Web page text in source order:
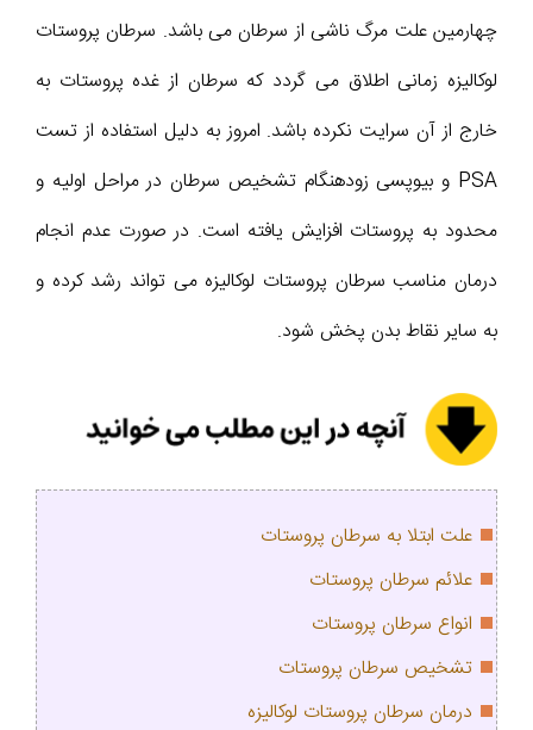
چهارمین علت مرگ ناشی از سرطان می باشد. سرطان پروستات
لوکالیزه زمانی اطلاق می گردد که سرطان از غده پروستات به
خارج از آن سرایت نکرده باشد. امروز به دلیل استفاده از تست
PSA و بیوپسی زودهنگام تشخیص سرطان در مراحل اولیه و
محدود به پروستات افزایش یافته است. در صورت عدم انجام
درمان مناسب سرطان پروستات لوکالیزه می تواند رشد کرده و
به سایر نقاط بدن پخش شود.
علت ابتلا به سرطان پروستات
علائم سرطان پروستات
انواع سرطان پروستات
تشخیص سرطان پروستات
درمان سرطان پروستات لوکالیزه